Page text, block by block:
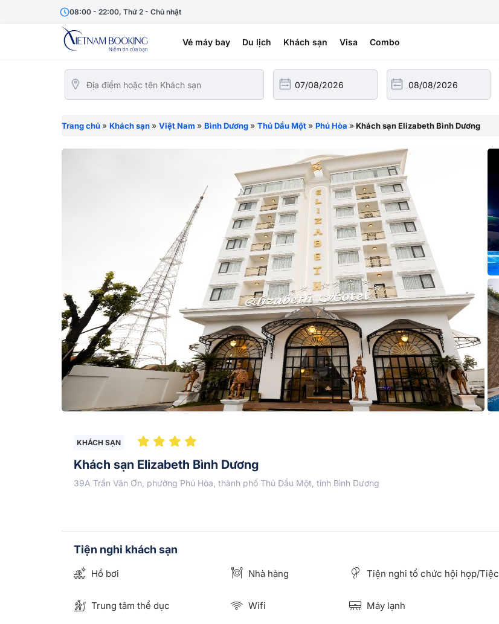
08:00 - 22:00, Thứ 2 - Chủ nhật
Vé máy bay Du lịch Khách sạn Visa Combo
Trang chủ » Khách sạn » Việt Nam » Bình Dương » Thủ Dầu Một » Phú Hòa »Khách sạn Elizabeth Bình Dương
KHÁCH SẠN
Khách sạn Elizabeth Bình Dương
39A Trần Văn Ơn, phường Phú Hòa, thành phố Thủ Dầu Một, tỉnh Bình Dương
Tiện nghi khách sạn
Hồ bơi Nhà hàng Tiện nghi tổ chức hội họp/Tiệc
Trung tâm thể dục Wifi Máy lạnh